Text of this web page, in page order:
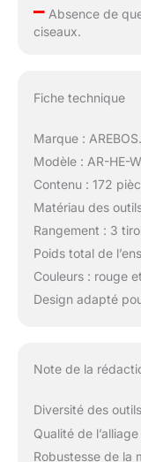
–Absence de
ciseaux.
Fiche technique
Marque : AREBOS.
Modèle : AR-HE-
Contenu : 172
Matériau des
Rangement : 3
Poids total de
Couleurs : rouge
Design adapté
Note de la
Diversité des
Qualité de l’alliage
Robustesse de la